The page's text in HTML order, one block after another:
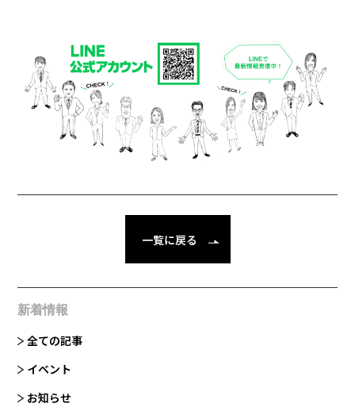
一覧に戻る
新着情報
全ての記事
イベント
お知らせ